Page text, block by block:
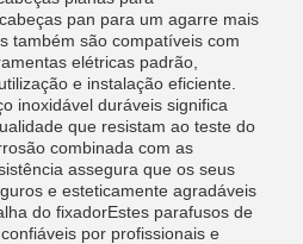
pan para um agarre mais
também são compatíveis com
elétricas padrão,
e instalação eficiente.
inoxidável duráveis significa
que resistam ao teste do
combinada com as
assegura que os seus
e esteticamente agradáveis
do fixadorEstes parafusos de
por profissionais e